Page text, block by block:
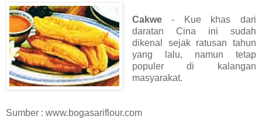
Cakwe- Kue khas dari
daratan Cina ini sudah
dikenal sejak ratusan tahun
yang lalu, namun tetap
populer di kalangan
masyarakat.
Sumber : www.bogasariflour.com